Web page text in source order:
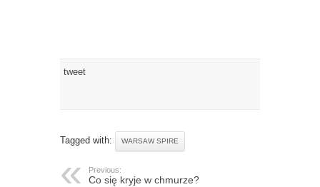
tweet
Tagged with: WARSAW SPIRE
Previous:
Co się kryje w chmurze?